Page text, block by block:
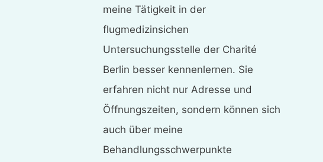
meine Tätigkeit in der
flugmedizinsichen
Untersuchungsstelle der Charité
Berlin besser kennenlernen. Sie
erfahren nicht nur Adresse und
Öffnungszeiten, sondern können sich
auch über meine
Behandlungsschwerpunkte